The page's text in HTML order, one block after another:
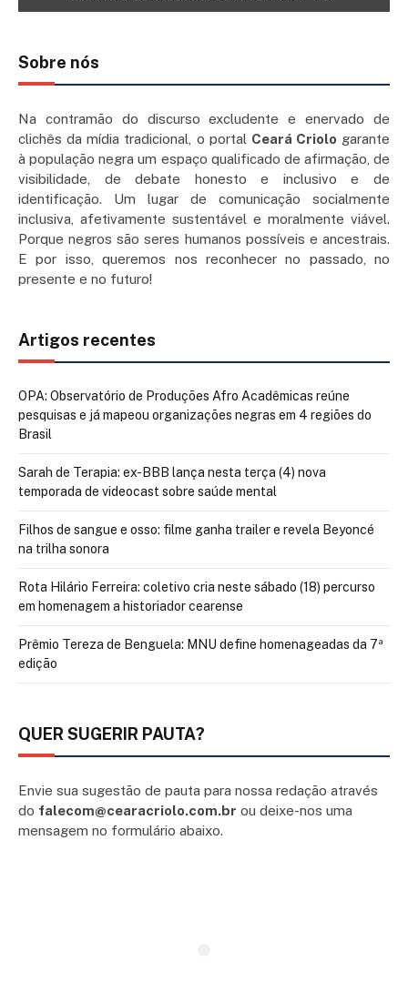
Sobre nós
Na contramão do discurso excludente e enervado de
clichês da mídia tradicional, o portal Ceará Criolo garante
à população negra um espaço qualificado de afirmação, de
visibilidade, de debate honesto e inclusivo e de
identificação. Um lugar de comunicação socialmente
inclusiva, afetivamente sustentável e moralmente viável.
Porque negros são seres humanos possíveis e ancestrais.
E por isso, queremos nos reconhecer no passado, no
presente e no futuro!
Artigos recentes
OPA: Observatório de Produções Afro Acadêmicas reúne
pesquisas e já mapeou organizações negras em 4 regiões do
Brasil
Sarah de Terapia: ex-BBB lança nesta terça (4) nova
temporada de videocast sobre saúde mental
Filhos de sangue e osso: filme ganha trailer e revela Beyoncé
na trilha sonora
Rota Hilário Ferreira: coletivo cria neste sábado (18) percurso
em homenagem a historiador cearense
Prêmio Tereza de Benguela: MNU define homenageadas da 7ª
edição
QUER SUGERIR PAUTA?
Envie sua sugestão de pauta para nossa redação através
do falecom@cearacriolo.com.br ou deixe-nos uma
mensagem no formulário abaixo.